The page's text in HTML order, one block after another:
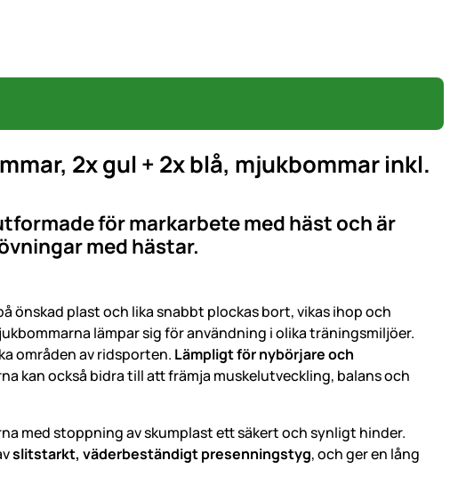
2x gul + 2x blå, mjukbommar inkl.
för markarbete med häst och är
med hästar.
önskad plast och lika snabbt plockas bort, vikas ihop och
lämpar sig för användning i olika träningsmiljöer.
områden av ridsporten. Lämpligt för nybörjare och
kan också bidra till att främja muskelutveckling, balans och
med stoppning av skumplast ett säkert och synligt hinder.
slitstarkt, väderbeständigt presenningstyg, och ger en lång